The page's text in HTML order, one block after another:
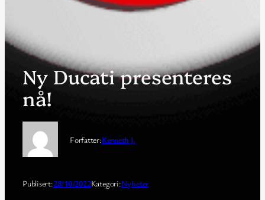
Ny Ducati presenteres
nå!
Forfatter:Kenneth J.
Publisert:28/10/2022Kategori:Nyheter